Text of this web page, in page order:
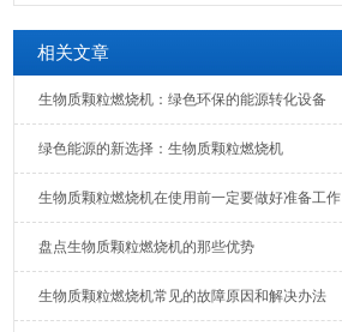
相关文章
生物质颗粒燃烧机：绿色环保的能源转化设备
绿色能源的新选择：生物质颗粒燃烧机
生物质颗粒燃烧机在使用前一定要做好准备工作
盘点生物质颗粒燃烧机的那些优势
生物质颗粒燃烧机常见的故障原因和解决办法